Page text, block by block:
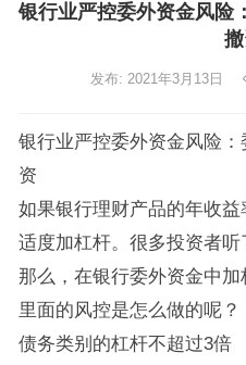
银行业严控委外资金风险
发布: 2021年3月13日
银行业严控委外资金风险
资
如果银行理财产品的年收
适度加杠杆。很多投资者听
那么，在银行委外资金中
里面的风控是怎么做的呢？
债务类别的杠杆不超过3倍